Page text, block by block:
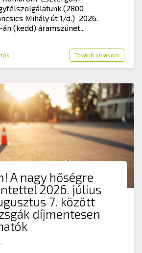
(2800
Mihály út 1/d.) 2026.
án (kedd) áramszünet...
Tovább olvasom
A nagy hőségre
2026. július
7. között
díjmentesen
,